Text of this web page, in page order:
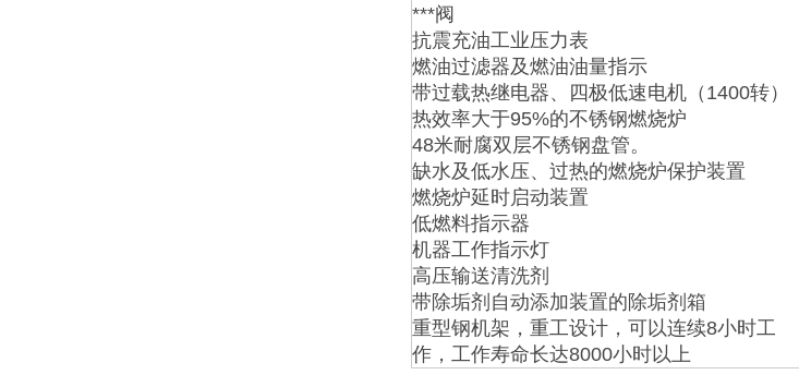
***阀
抗震充油工业压力表
燃油过滤器及燃油油量指示
带过载热继电器、四极低速电机（1400转）
热效率大于95%的不锈钢燃烧炉
48米耐腐双层不锈钢盘管。
缺水及低水压、过热的燃烧炉保护装置
燃烧炉延时启动装置
低燃料指示器
机器工作指示灯
高压输送清洗剂
带除垢剂自动添加装置的除垢剂箱
重型钢机架，重工设计，可以连续8小时工
作，工作寿命长达8000小时以上